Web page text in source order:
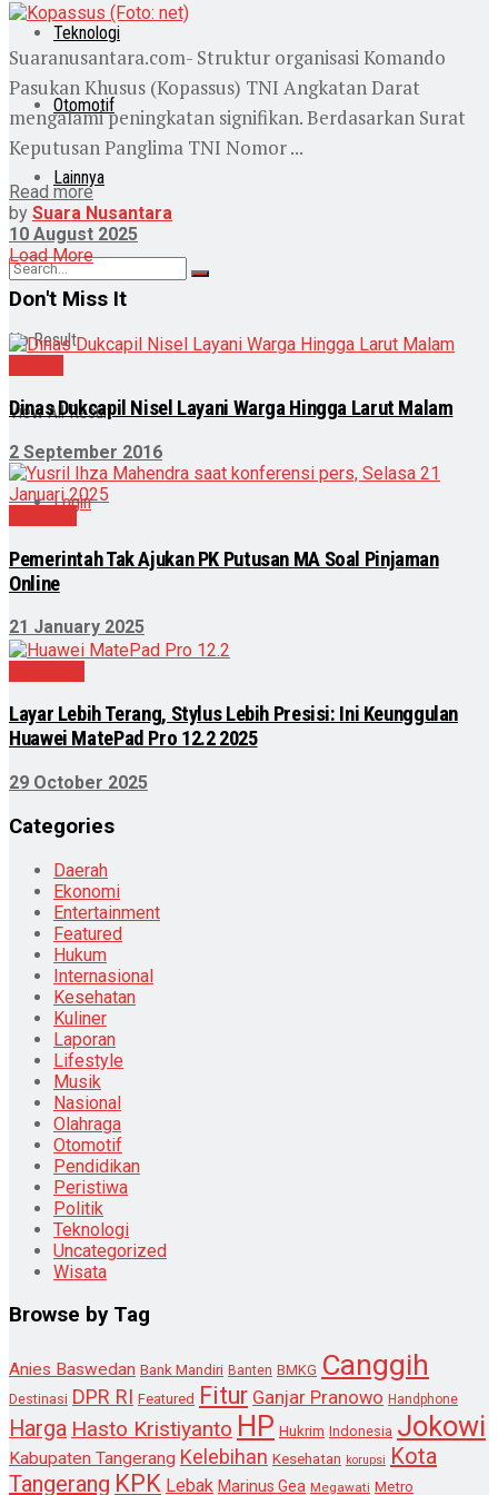
Teknologi
Otomotif
Lainnya
No Result
View All Result
Login
Suaranusantara.com- Struktur organisasi Komando
Pasukan Khusus (Kopassus) TNI Angkatan Darat
mengalami peningkatan signifikan. Berdasarkan Surat
Keputusan Panglima TNI Nomor ...
Read more
by Suara Nusantara
10 August 2025
Load More
Don't Miss It
Dinas Dukcapil Nisel Layani Warga Hingga Larut Malam
2 September 2016
Pemerintah Tak Ajukan PK Putusan MA Soal Pinjaman
Online
21 January 2025
Layar Lebih Terang, Stylus Lebih Presisi: Ini Keunggulan
Huawei MatePad Pro 12.2 2025
29 October 2025
Categories
Daerah
Ekonomi
Entertainment
Featured
Hukum
Internasional
Kesehatan
Kuliner
Laporan
Lifestyle
Musik
Nasional
Olahraga
Otomotif
Pendidikan
Peristiwa
Politik
Teknologi
Uncategorized
Wisata
Browse by Tag
Anies Baswedan Bank Mandiri Banten BMKG Canggih
Destinasi DPR RI Featured Fitur Ganjar Pranowo Handphone
Harga Hasto Kristiyanto HP Hukrim Indonesia Jokowi
Kabupaten Tangerang Kelebihan Kesehatan korupsi Kota
Tangerang KPK Lebak Marinus Gea Megawati Metro